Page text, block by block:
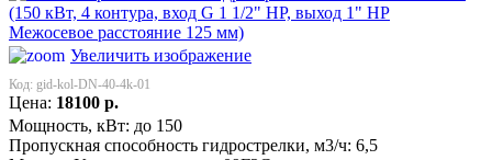
Увеличить изображение
Код: gid-kol-DN-40-4k-01
Цена: 18100 р.
Мощность, кВт: до 150
Пропускная способность гидрострелки, м3/ч: 6,5